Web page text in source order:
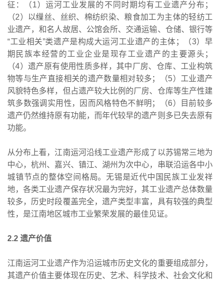
征：（1）运河工业发展的不同时期均有工业遗产分布；
（2）以缫丝、丝织、棉纺织染、粮食加工为主体的轻纺工
业遗产，和名人故居、公馆会所、交通运输、仓储、银行等
“工业相关”类遗产是构成大运河工业遗产的主体；（3）早
期民族本经营的工业企业是现存工业遗产的主要源头；
（4）遗产原有使用性质多样，其中厂房、仓库、工业构筑
物等与生产直接相关的遗产数量相对较多；（5）工业遗产
风貌特色多样，但占遗产较大比例的厂房、仓库等生产性建
筑多数强调实用性，因而风格特色不鲜明；（6）目前较多
遗产仍然维持原有功能，而年代较早的遗产则多已失去原有
功能。
从分布上看，江南运河沿线工业遗产形成了以苏锡常三地为
中心，杭州、嘉兴、镇江、湖州为次中心，串联沿运各中小
城镇节点的整体空间格局。无锡是近代中国民族工业发祥
地，各类工业遗产保存状况最为完好，其工业遗产总体数量
较多，历史时段覆盖完全，遗产类型丰富，具有较强的典型
性，是江南地区城市工业繁荣发展的最佳见证。
2.2 遗产价值
江南运河工业遗产作为沿运城市历史文化的重要组成部分，
其遗产价值主要体现在历史、艺术、科学技术、社会文化和